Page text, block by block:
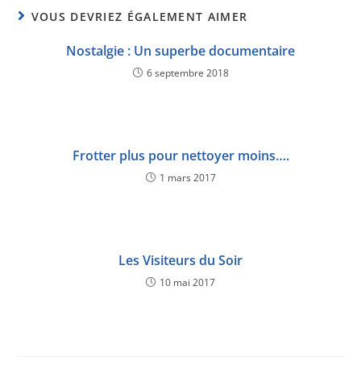
VOUS DEVRIEZ ÉGALEMENT AIMER
Nostalgie : Un superbe documentaire
6 septembre 2018
Frotter plus pour nettoyer moins….
1 mars 2017
Les Visiteurs du Soir
10 mai 2017